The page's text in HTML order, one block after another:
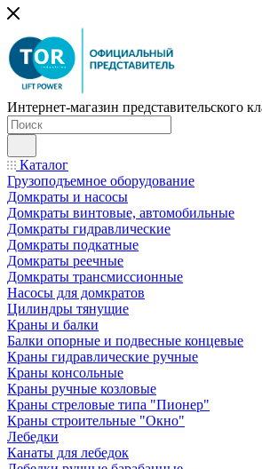
Интернет-магазин представительского
Каталог
Грузоподъемное оборудование
Домкраты и насосы
Домкраты винтовые, автомобильные
Домкраты гидравлические
Домкраты подкатные
Домкраты реечные
Домкраты трансмиссионные
Насосы для домкратов
Цилиндры тянущие
Краны и балки
Балки опорные и подвесные концевые
Краны гидравлические ручные
Краны консольные
Краны ручные козловые
Краны стреловые типа "Пионер"
Краны строительные "Окно"
Лебедки
Канаты для лебедок